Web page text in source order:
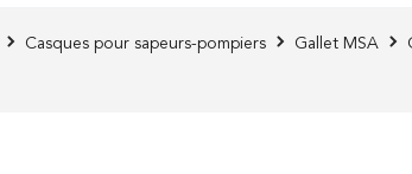
Casques pour sapeurs-pompiers Gallet MSA